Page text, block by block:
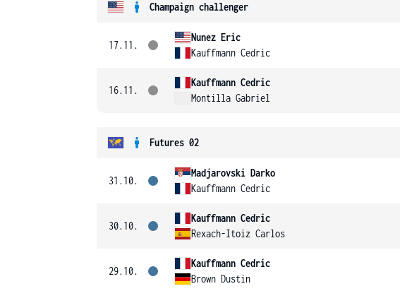
Champaign challenger
17.11.
Nunez Eric
Kauffmann Cedric
16.11.
Kauffmann Cedric
Montilla Gabriel
Futures 02
31.10.
Madjarovski Darko
Kauffmann Cedric
30.10.
Kauffmann Cedric
Rexach-Itoiz Carlos
29.10.
Kauffmann Cedric
Brown Dustin